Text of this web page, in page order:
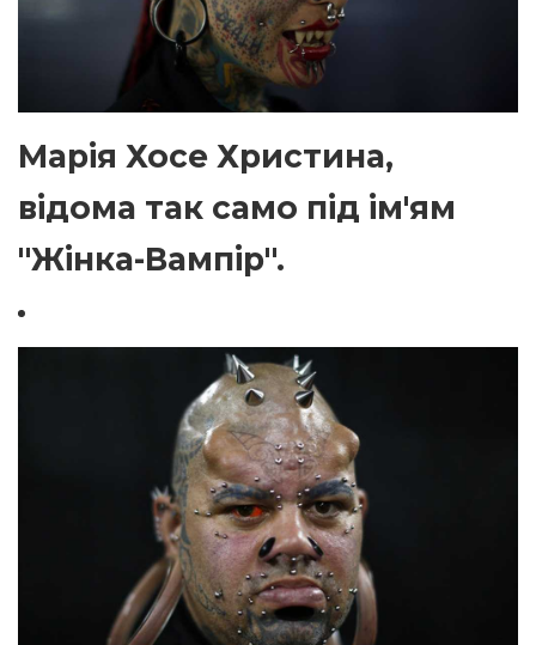
Марія Хосе Христина,
відома так само під ім'ям
"Жінка-Вампір".